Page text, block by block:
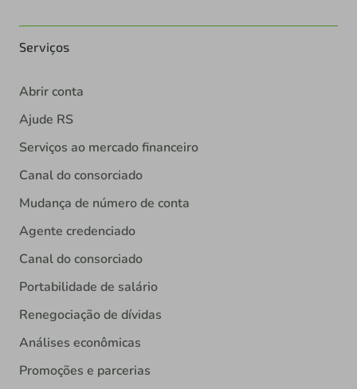
Serviços
Abrir conta
Ajude RS
Serviços ao mercado financeiro
Canal do consorciado
Mudança de número de conta
Agente credenciado
Canal do consorciado
Portabilidade de salário
Renegociação de dívidas
Análises econômicas
Promoções e parcerias